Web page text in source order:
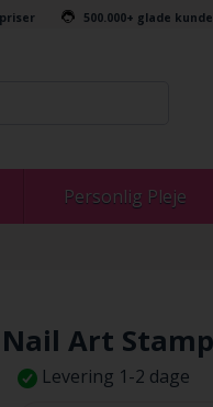
500.000+ glade
Personlig Pleje
Art
Levering 1-2 dage